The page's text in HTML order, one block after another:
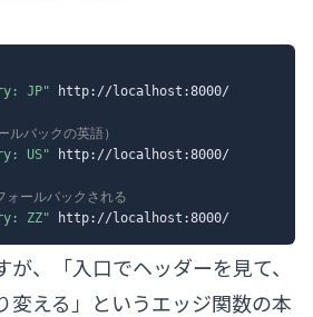
JP" http://localhost:8000/
バックの英語）
US" http://localhost:8000/
ールバックされる
ZZ"
が、「入口でヘッダーを見て、
変える」というエッジ関数の本